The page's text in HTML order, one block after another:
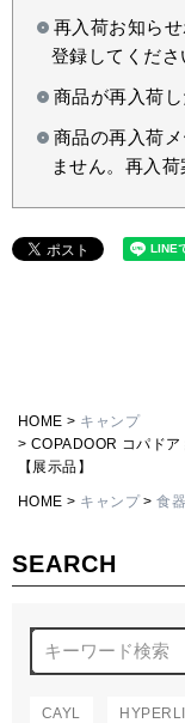
SEARCH
CAYL
再入荷お知ら
登録してくださ
商品が再入荷
商品の再入荷
ません。再入荷
HOME
キャンプ
COPADOOR コパド
【展示品】
HOME キャンプ 食器